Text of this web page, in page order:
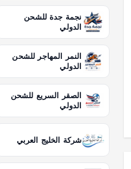
نجمة جدة للشحن
الدولي
النمر المهاجر للشحن
الدولي
الصقر السريع للشحن
الدولي
شركة الخليج العربي